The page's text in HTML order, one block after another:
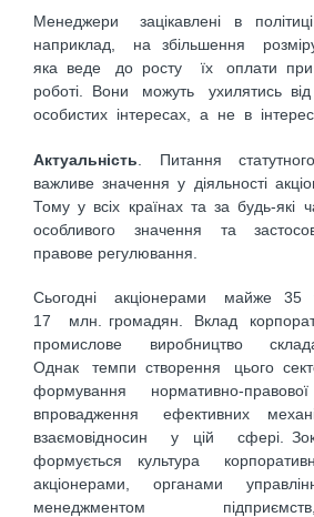
Менеджери зацікавлені в
наприклад, на збільшення
яка веде до росту їх оплати при
роботі. Вони можуть ухилятись від
особистих інтересах, а не в
Актуальність . Питання
важливе значення у діяльності
Тому у всіх країнах та за будь-які
особливого значення та
правове регулювання.
Сьогодні акціонерами майже
17 млн. громадян. Вклад
промислове виробництво
Однак темпи створення цього
формування нормативно-
впровадження ефективних
взаємовідносин у цій сфері.
формується культура
акціонерами, органами
менеджментом